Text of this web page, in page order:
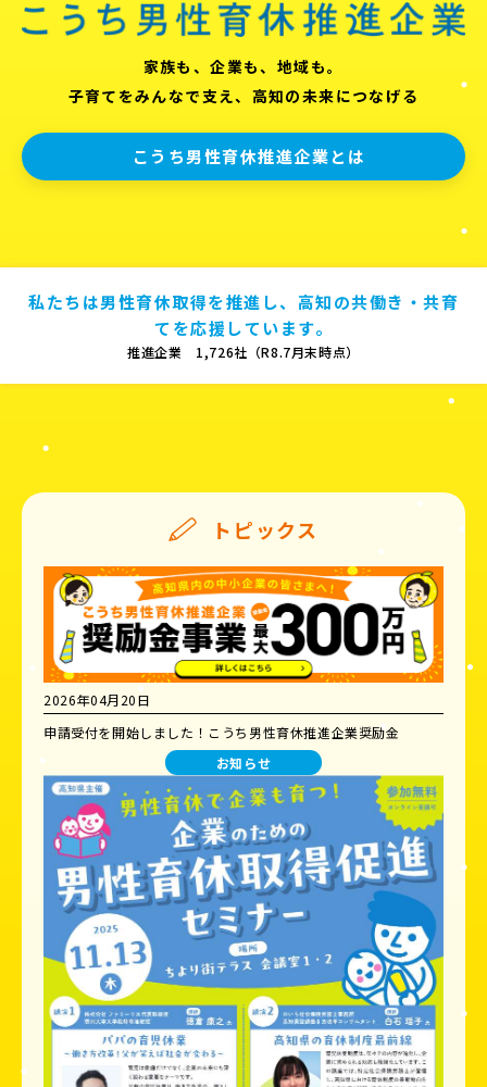
家族も、企業も、地域も。
子育てをみんなで支え、高知の未来につなげる
こうち男性育休推進企業とは
私たちは男性育休取得を推進し、高知の共働き・共育
てを応援しています。
推進企業 1,726社（R8.7月末時点）
トピックス
2026年04月20日
申請受付を開始しました！こうち男性育休推進企業奨励金
お知らせ